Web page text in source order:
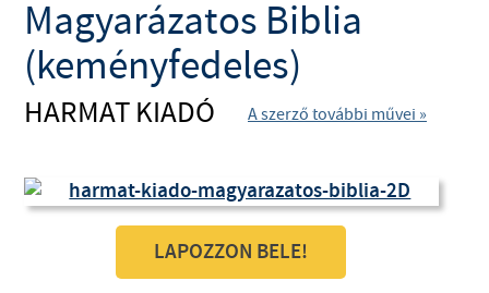
Magyarázatos Biblia
(keményfedeles)
HARMAT KIADÓ A szerző további művei »
LAPOZZON BELE!